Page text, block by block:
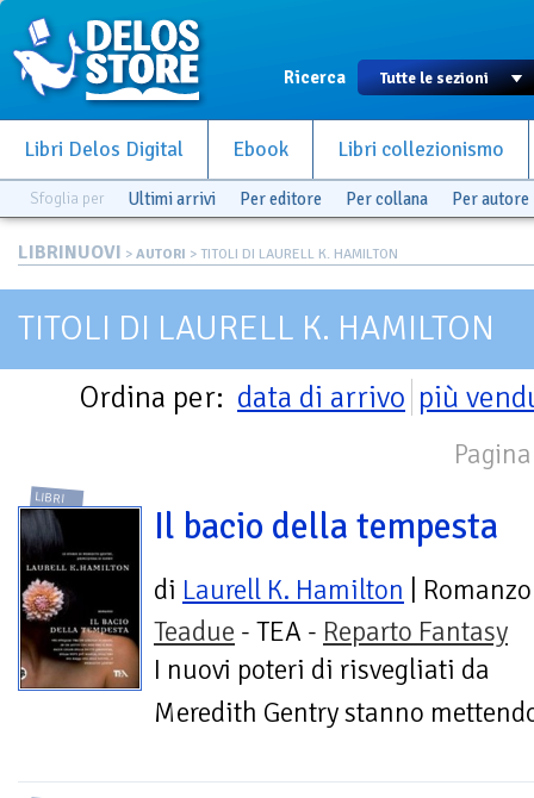
Ricerca
Libri Delos Digital Ebook Libri collezionismo
Sfoglia per Ultimi arrivi Per editore Per collana Per autore
LIBRINUOVI > AUTORI > TITOLI DI LAURELL K. HAMILTON
TITOLI DI LAURELL K. HAMILTON
Ordina per: data di arrivo più
LIBRI
Il bacio della tempesta
di Laurell K. Hamilton | Romanzo
Teadue - TEA - Reparto Fantasy
I nuovi poteri di risvegliati da
Meredith Gentry stanno